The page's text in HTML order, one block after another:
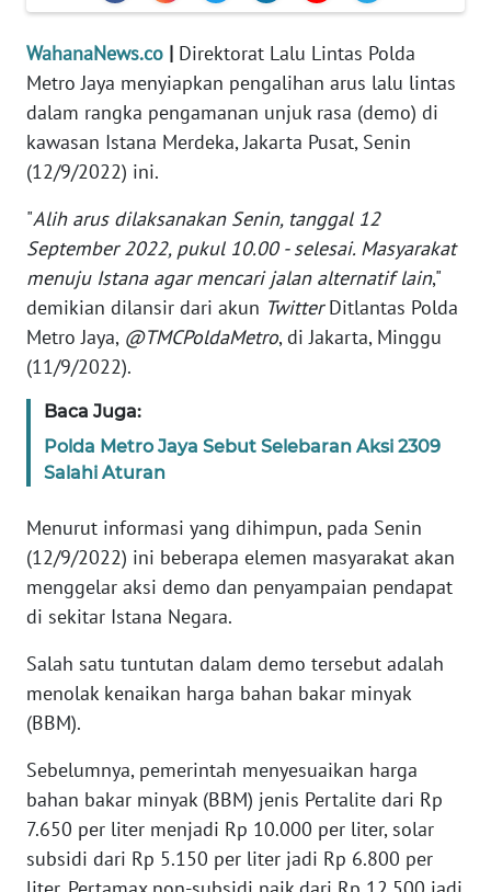
WahanaNews.co | Direktorat Lalu Lintas Polda
Metro Jaya menyiapkan pengalihan arus lalu lintas
dalam rangka pengamanan unjuk rasa (demo) di
kawasan Istana Merdeka, Jakarta Pusat, Senin
(12/9/2022) ini.
"Alih arus dilaksanakan Senin, tanggal 12
September 2022, pukul 10.00 - selesai. Masyarakat
menuju Istana agar mencari jalan alternatif lain,"
demikian dilansir dari akun TwitterDitlantas Polda
Metro Jaya, @TMCPoldaMetro, di Jakarta, Minggu
(11/9/2022).
Baca Juga:
Polda Metro Jaya Sebut Selebaran Aksi 2309
Salahi Aturan
Menurut informasi yang dihimpun, pada Senin
(12/9/2022) ini beberapa elemen masyarakat akan
menggelar aksi demo dan penyampaian pendapat
di sekitar Istana Negara.
Salah satu tuntutan dalam demo tersebut adalah
menolak kenaikan harga bahan bakar minyak
(BBM).
Sebelumnya, pemerintah menyesuaikan harga
bahan bakar minyak (BBM) jenis Pertalite dari Rp
7.650 per liter menjadi Rp 10.000 per liter, solar
subsidi dari Rp 5.150 per liter jadi Rp 6.800 per
Informasi
INDEKS
BERITA
KONTAK
KAMI
INFO
IKLAN
TENTANG
KAMI
PEDOMAN
REDAKSI
KARIR
DISCLAIMER
News
Regional
WN
SUMUT